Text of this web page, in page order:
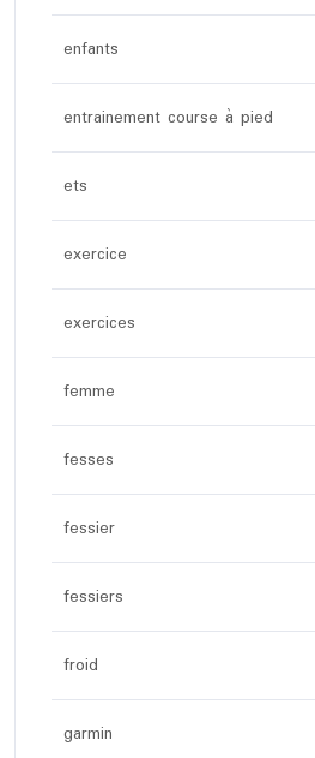
enfants
entrainement course à pied
ets
exercice
exercices
femme
fesses
fessier
fessiers
froid
garmin